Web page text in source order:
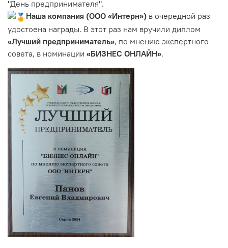
"День предпринимателя".
Наша компания (ООО «Интерн») в очередной раз
удостоена награды. В этот раз нам вручили диплом
«Лучший предприниматель», по мнению экспертного
совета, в номинации «БИЗНЕС ОНЛАЙН».